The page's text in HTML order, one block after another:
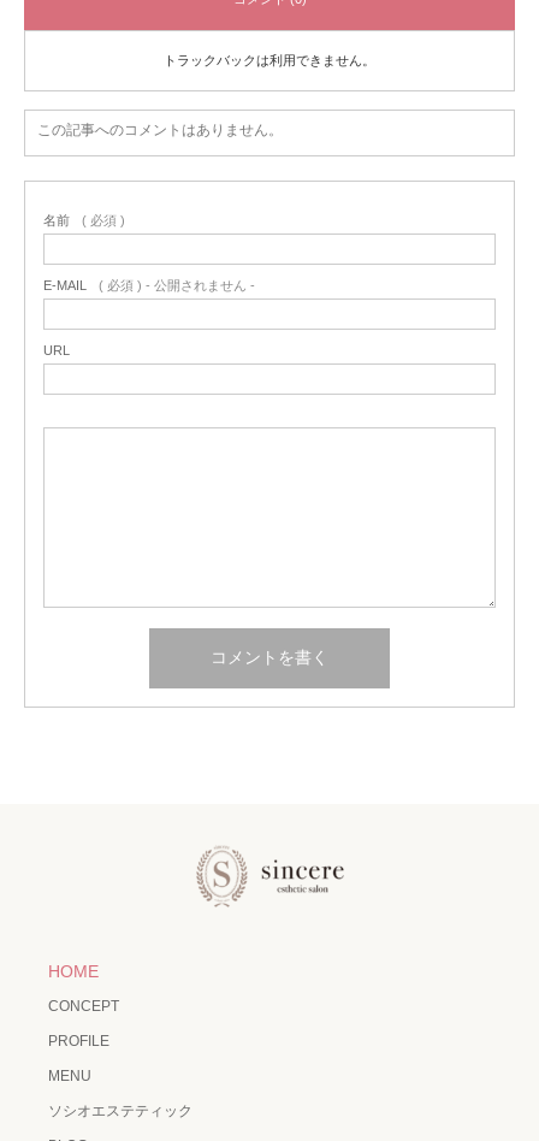
トラックバックは利用できません。
この記事へのコメントはありません。
名前 ( 必須 )
E-MAIL ( 必須 ) - 公開されません -
URL
HOME
CONCEPT
PROFILE
MENU
ソシオエステティック